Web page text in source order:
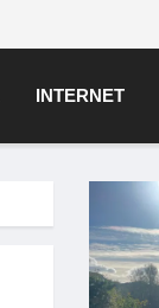
INTERNET